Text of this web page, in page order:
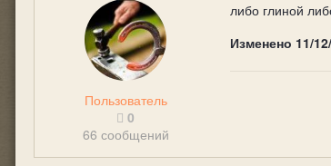
Пользователь
0
66 сообщений
либо глиной
Изменено 11/